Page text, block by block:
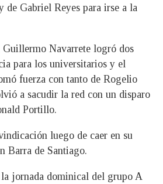
de Gabriel Reyes para irse a la
Navarrete logró dos
para los universitarios y el
fuerza con tanto de Rogelio
a sacudir la red con un disparo
Portillo.
luego de caer en su
Barra de Santiago.
jornada dominical del grupo A